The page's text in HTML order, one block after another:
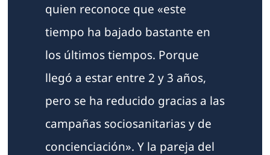
quien reconoce que «este
tiempo ha bajado bastante en
los últimos tiempos. Porque
llegó a estar entre 2 y 3 años,
pero se ha reducido gracias a las
campañas sociosanitarias y de
concienciación». Y la pareja del